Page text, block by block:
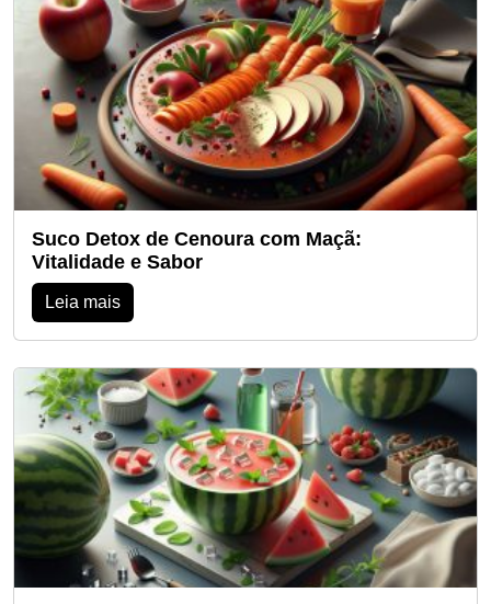
Suco Detox de Cenoura com Maçã:
Vitalidade e Sabor
Leia mais